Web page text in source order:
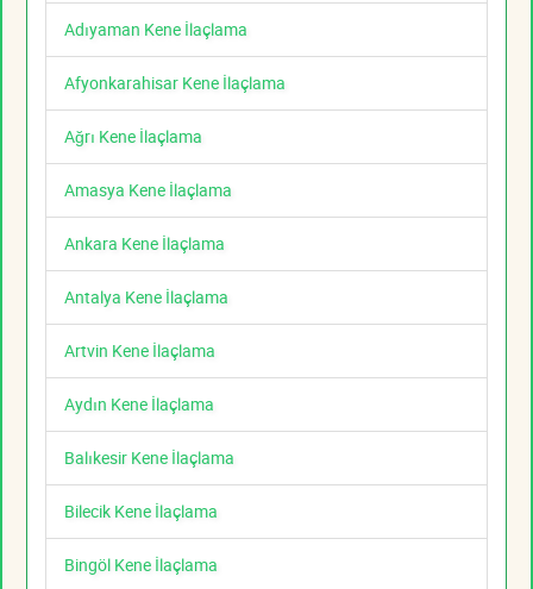
Adıyaman Kene İlaçlama
Afyonkarahisar Kene İlaçlama
Ağrı Kene İlaçlama
Amasya Kene İlaçlama
Ankara Kene İlaçlama
Antalya Kene İlaçlama
Artvin Kene İlaçlama
Aydın Kene İlaçlama
Balıkesir Kene İlaçlama
Bilecik Kene İlaçlama
Bingöl Kene İlaçlama